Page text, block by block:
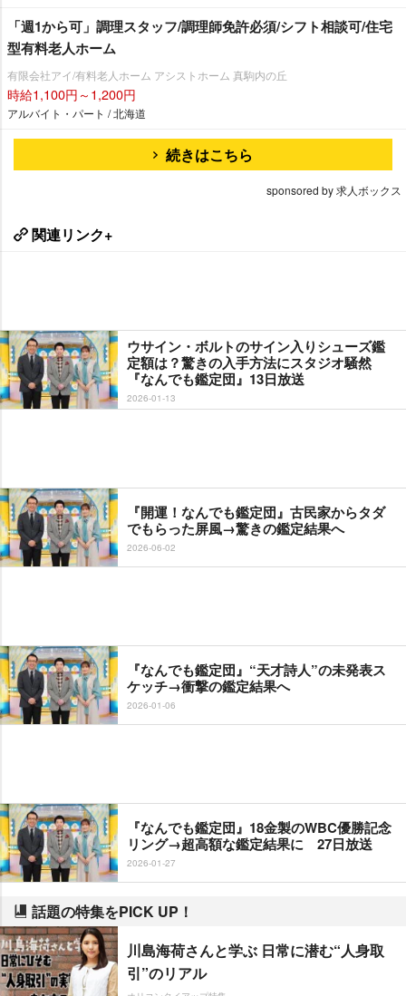
「週1から可」調理スタッフ/調理師免許必須/シフト相談可/住宅
型有料老人ホーム
有限会社アイ/有料老人ホーム アシストホーム 真駒内の丘
時給1,100円～1,200円
アルバイト・パート / 北海道
続きはこちら
sponsored by 求人ボックス
関連リンク+
ウサイン・ボルトのサイン入りシューズ鑑
定額は？驚きの入手方法にスタジオ騒然
『なんでも鑑定団』13日放送
2026-01-13
『開運！なんでも鑑定団』古民家からタダ
でもらった屏風→驚きの鑑定結果へ
2026-06-02
『なんでも鑑定団』“天才詩人”の未発表ス
ケッチ→衝撃の鑑定結果へ
2026-01-06
『なんでも鑑定団』18金製のWBC優勝記念
リング→超高額な鑑定結果に 27日放送
2026-01-27
話題の特集をPICK UP！
川島海荷さんと学ぶ 日常に潜む“人身取
引”のリアル